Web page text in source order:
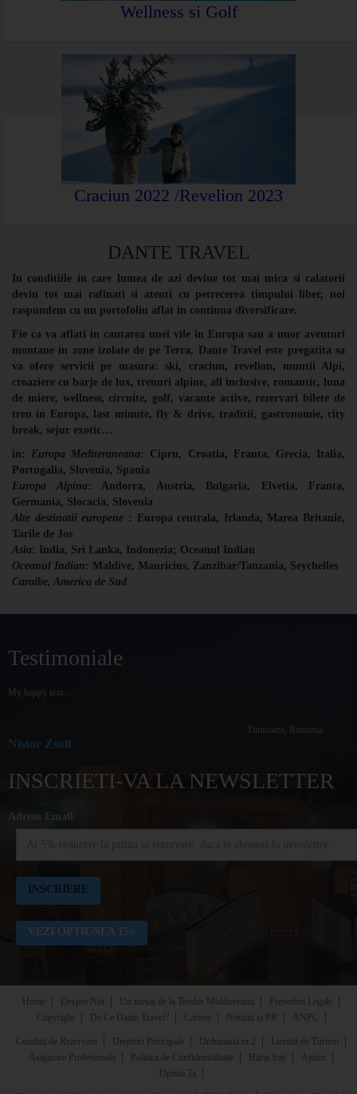
Wellness si Golf
Craciun 2022 /Revelion 2023
DANTE TRAVEL
In conditiile in care lumea de azi devine tot mai mica si calatorii
devin tot mai rafinati si atenti cu petrecerea timpului liber, noi
raspundem cu un portofoliu aflat in continua diversificare.
Fie ca va aflati in cautarea unei vile in Europa sau a unor aventuri
montane in zone izolate de pe Terra, Dante Travel este pregatita sa
va ofere servicii pe masura: ski, craciun, revelion, muntii Alpi,
croaziere cu barje de lux, trenuri alpine, all inclusive, romantic, luna
de miere, wellness, circuite, golf, vacante active, rezervari bilete de
tren in Europa, last minute, fly & drive, traditii, gastronomie, city
break, sejur exotic…
in: Europa Mediteraneana: Cipru, Croatia, Franta, Grecia, Italia,
Portugalia, Slovenia, Spania
Europa Alpina: Andorra, Austria, Bulgaria, Elvetia, Franta,
Germania, Slocacia, Slovenia
Alte destinatii europene : Europa centrala, Irlanda, Marea Britanie,
Tarile de Jos
Asia: India, Sri Lanka, Indonezia; Oceanul Indian
Oceanul Indian: Maldive, Mauricius, Zanzibar/Tanzania, Seychelles
Caraibe, America de Sud
Testimoniale
My happy text...
Nistor Zsolt
Timisoara, Romania
INSCRIETI-VA LA NEWSLETTER
Adresa Email
VEZI OPTIUNEA 15+
Home Despre Noi Un mesaj de la Teodor Moldoveanu
Prevederi Legale
Copyright
De Ce Dante Travel? Cariere Noutati si PR ANPC
Conditii de Rezervare Drepturi Principale Ordonanta nr.2
Licenta de Turism
Asigurare Profesionala
Politica de Confidentialitate Harta Site
Ajutor
Opinia Ta